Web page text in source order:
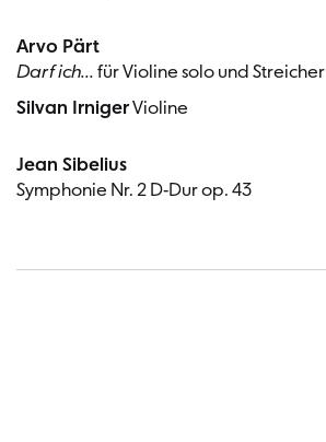
Arvo Pärt
Darf ich... für Violine solo und Streicher
Silvan IrnigerVioline
Jean Sibelius
Symphonie Nr. 2 D-Dur op. 43